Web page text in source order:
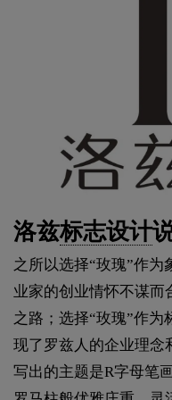
洛兹标志设计
之所以选择“玫瑰”作
业家的创业情怀不谋而
之路；选择“玫瑰”作
现了罗兹人的企业理念
写出的主题是R字母笔